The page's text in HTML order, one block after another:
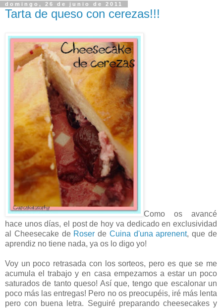
domingo, 26 de junio de 2011
Tarta de queso con cerezas!!!
Como os avancé
hace unos días, el post de hoy va dedicado en exclusividad
al Cheesecake de Roser de Cuina d'una aprenent, que de
aprendiz no tiene nada, ya os lo digo yo!
Voy un poco retrasada con los sorteos, pero es que se me
acumula el trabajo y en casa empezamos a estar un poco
saturados de tanto queso! Así que, tengo que escalonar un
poco más las entregas! Pero no os preocupéis, iré más lenta
pero con buena letra. Seguiré preparando cheesecakes y